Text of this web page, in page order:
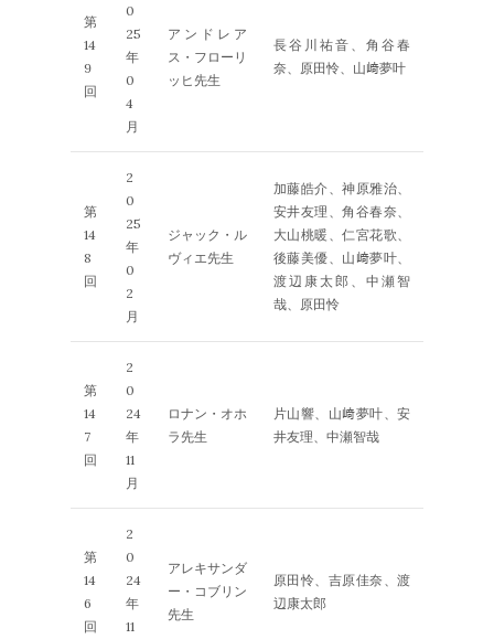
第
14
9
回
0
25
年
0
4
月
アンドレア
ス・フローリ
ッヒ先生
長谷川祐音、角谷春
奈、原田怜、山﨑夢叶
第
14
8
回
2
0
25
年
0
2
月
ジャック・ル
ヴィエ先生
加藤皓介、神原雅治、
安井友理、角谷春奈、
大山桃暖、仁宮花歌、
後藤美優、山﨑夢叶、
渡辺康太郎、中瀬智
哉、原田怜
第
14
7
回
2
0
24
年
11
月
ロナン・オホ
ラ先生
片山響、山﨑夢叶、安
井友理、中瀬智哉
第
14
6
回
2
0
24
年
11
アレキサンダ
ー・コブリン
先生
原田怜、吉原佳奈、渡
辺康太郎